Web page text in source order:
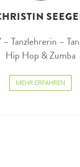
Tanzlehrerin –
Hip Hop & Zumba
MEHR ERFAHREN